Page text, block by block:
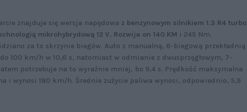
znajduje się wersja napędowa z benzynowym silnikiem 1.3 R4 turbo
mikrohybrydową 12 V. Rozwija on 140 KM i 245 Nm.
za to skrzynie biegów. Auto z manualną, 6-biegową przekładnią
100 km/h w 10,6 s, natomiast w odmianie z dwusprzęgłowym, 7-
potrzebuje na to wyraźnie mniej, bo 9,4 s. Prędkość maksymalna
i wynosi 180 km/h. Średnie zużycie paliwa wynosi, odpowiednio, 5,9